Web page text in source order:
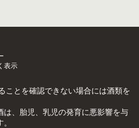
表示
ことを確認できない場合には酒類を
は、胎児、乳児の発育に悪影響を与